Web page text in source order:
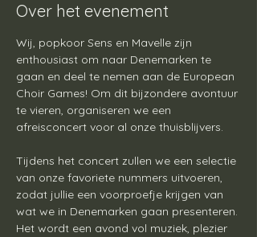
Over het evenement
Wij, popkoor Sens en Mavelle zijn
enthousiast om naar Denemarken te
gaan en deel te nemen aan de European
Choir Games! Om dit bijzondere avontuur
te vieren, organiseren we een
afreisconcert voor al onze thuisblijvers.
Tijdens het concert zullen we een selectie
van onze favoriete nummers uitvoeren,
zodat jullie een voorproefje krijgen van
wat we in Denemarken gaan presenteren.
Het wordt een avond vol muziek, plezier